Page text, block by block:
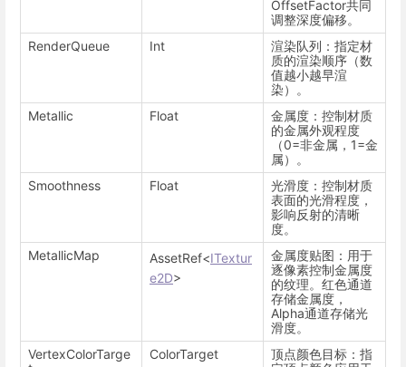
OffsetFactor共同
调整深度偏移。
RenderQueue
Int
渲染队列：指定材
质的渲染顺序（数
值越小越早渲
染）。
Metallic
Float
金属度：控制材质
的金属外观程度
（0=非金属，1=金
属）。
Smoothness
Float
光滑度：控制材质
表面的光滑程度，
影响反射的清晰
度。
MetallicMap
AssetRef<ITextur
e2D>
金属度贴图：用于
逐像素控制金属度
的纹理。红色通道
存储金属度，
Alpha通道存储光
滑度。
VertexColorTarge
ColorTarget
顶点颜色目标：指